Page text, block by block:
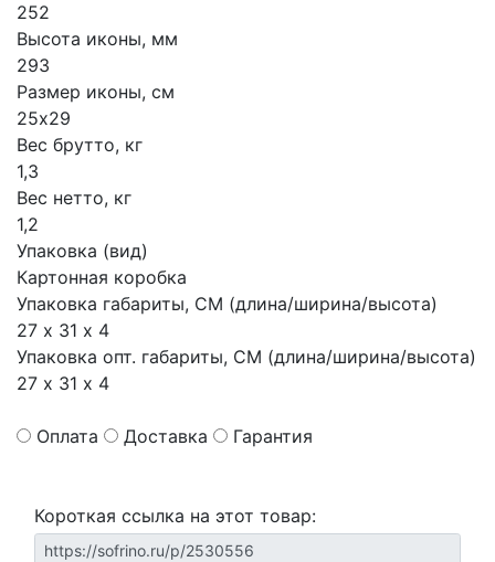
252
Высота иконы, мм
293
Размер иконы, см
25х29
Вес брутто, кг
1,3
Вес нетто, кг
1,2
Упаковка (вид)
Картонная коробка
Упаковка габариты, СМ (длина/ширина/высота)
27 х 31 х 4
Упаковка опт. габариты, СМ (длина/ширина/высота)
27 х 31 х 4
Оплата Доставка Гарантия
Короткая ссылка на этот товар: